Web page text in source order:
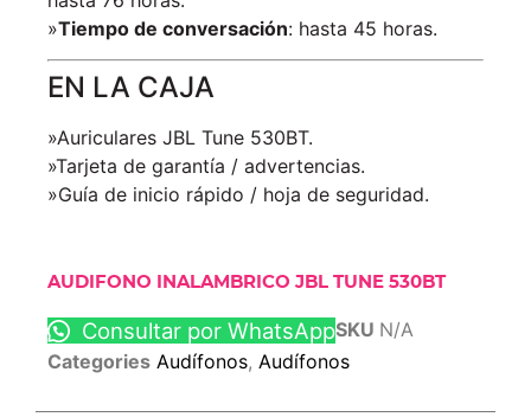
»Tiempo de conversación: hasta 45 horas.
EN LA CAJA
»Auriculares JBL Tune 530BT.
»Tarjeta de garantía / advertencias.
»Guía de inicio rápido / hoja de seguridad.
AUDIFONO INALAMBRICO JBL TUNE 530BT
Consultar por WhatsAppSKU N/A
Categories Audífonos, Audífonos